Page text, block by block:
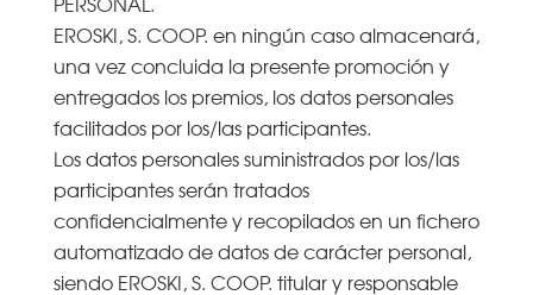
EROSKI, S. COOP. en ningún caso almacenará,
una vez concluida la presente promoción y
entregados los premios, los datos personales
facilitados por los/las participantes.
Los datos personales suministrados por los/las
participantes serán tratados
confidencialmente y recopilados en un fichero
automatizado de datos de carácter personal,
siendo EROSKI, S. COOP. titular y responsable